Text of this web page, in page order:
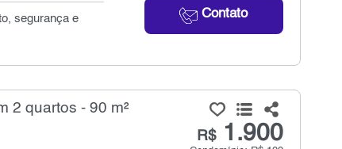
Contato
segurança e
2 quartos - 90 m²
R$1.900